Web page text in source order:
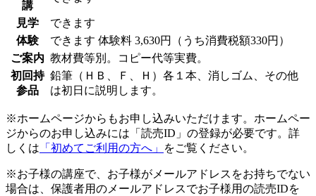
講
見学
できます
体験
できます 体験料 3,630円（うち消費税額330円）
ご案内 教材費等別。コピー代等実費。
初回持
参品
鉛筆（ＨＢ、Ｆ、Ｈ）各１本、消しゴム、その他
は初日に説明します。
※ホームページからもお申し込みいただけます。ホームペー
ジからのお申し込みには「読売ID」の登録が必要です。詳
しくは 「初めてご利用の方へ」 をご覧ください。
※お子様の講座で、お子様がメールアドレスをお持ちでない
場合は、保護者用のメールアドレスでお子様用の読売IDを